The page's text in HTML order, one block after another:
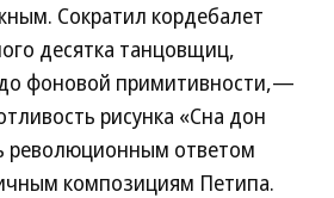
Сократил кордебалет
десятка танцовщиц,
фоновой примитивности,—
рисунка «Сна дон
революционным ответом
композициям Петипа.